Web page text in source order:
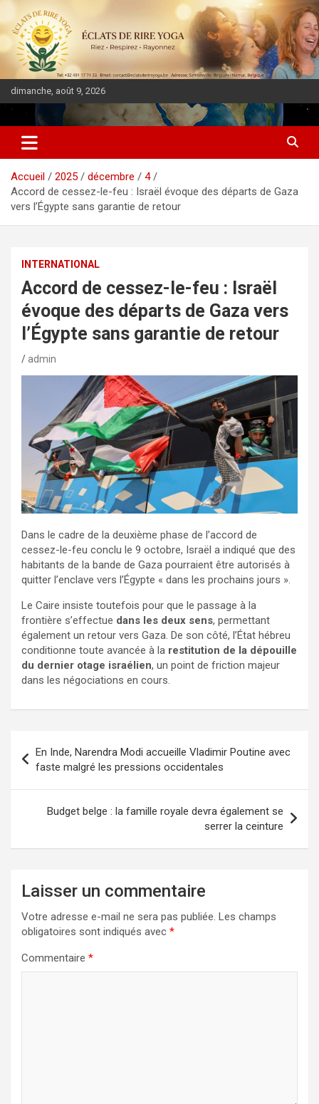
dimanche, août 9, 2026
DIASPORA PULSE
Accueil 2025 décembre
4
Accord de cessez-le-feu : Israël évoque des départs de Gaza
vers l’Égypte sans garantie de retour
INTERNATIONAL
Accord de cessez-le-feu : Israël
évoque des départs de Gaza vers
l’Égypte sans garantie de retour
admin
Dans le cadre de la deuxième phase de l’accord de
cessez-le-feu conclu le 9 octobre, Israël a indiqué que des
habitants de la bande de Gaza pourraient être autorisés à
quitter l’enclave vers l’Égypte « dans les prochains jours ».
Le Caire insiste toutefois pour que le passage à la
frontière s’effectue dans les deux sens, permettant
également un retour vers Gaza. De son côté, l’État hébreu
conditionne toute avancée à la restitution de la dépouille
du dernier otage israélien, un point de friction majeur
dans les négociations en cours.
En Inde, Narendra Modi accueille Vladimir Poutine avec
faste malgré les pressions occidentales
Budget belge : la famille royale devra également se
serrer la ceinture
Laisser un commentaire
Votre adresse e-mail ne sera pas publiée. Les champs
obligatoires sont indiqués avec *
Commentaire *